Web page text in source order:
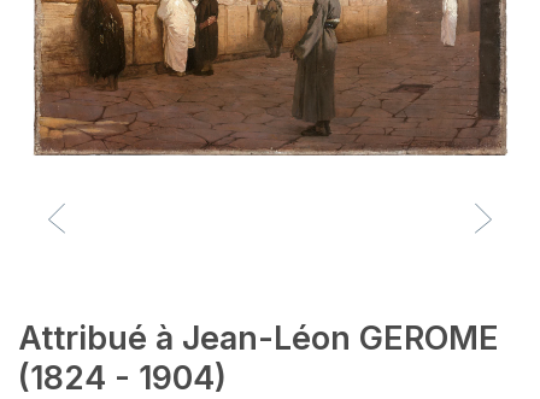
Attribué à Jean-Léon GEROME
(1824 - 1904)